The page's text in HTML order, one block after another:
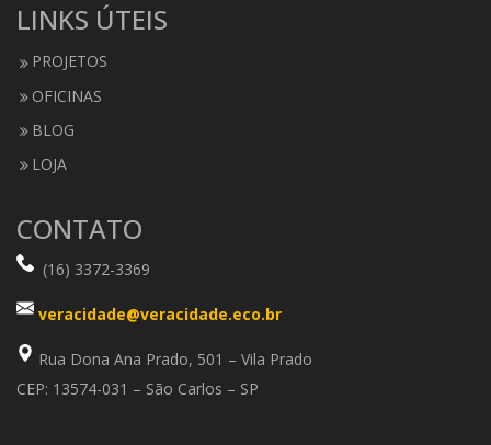
LINKS ÚTEIS
PROJETOS
OFICINAS
BLOG
LOJA
CONTATO
(16) 3372-3369
veracidade@veracidade.eco.br
Rua Dona Ana Prado, 501 – Vila Prado
CEP: 13574-031 – São Carlos – SP